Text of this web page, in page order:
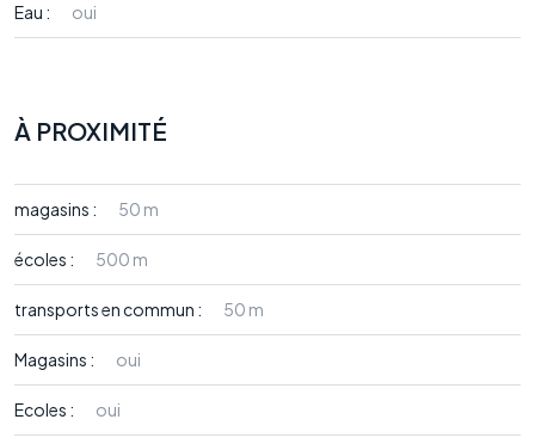
Eau : oui
À PROXIMITÉ
magasins : 50 m
écoles : 500 m
transports en commun : 50 m
Magasins : oui
Ecoles : oui